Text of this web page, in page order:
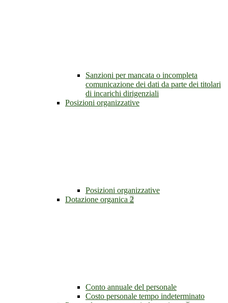
Sanzioni per mancata o incompleta
comunicazione dei dati da parte dei titolari
di incarichi dirigenziali
Posizioni organizzative
Posizioni organizzative
Dotazione organica 2
Conto annuale del personale
Costo personale tempo indeterminato